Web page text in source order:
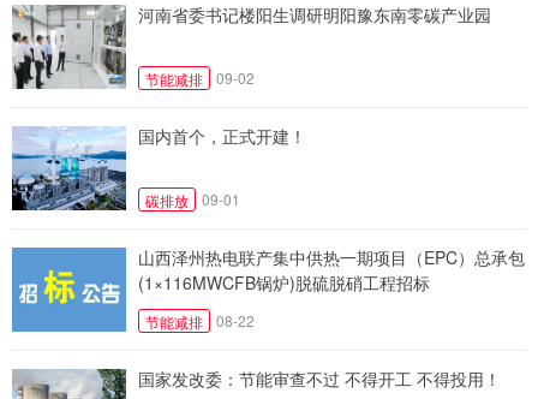
河南省委书记楼阳生调研明阳豫东南零碳产业园
节能减排 09-02
国内首个，正式开建！
碳排放 09-01
山西泽州热电联产集中供热一期项目（EPC）总承包
(1×116MWCFB锅炉)脱硫脱硝工程招标
节能减排 08-22
国家发改委：节能审查不过 不得开工 不得投用！